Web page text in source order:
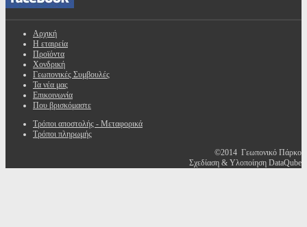
Αρχική
Η εταιρεία
Προϊόντα
Χονδρική
Γεωπονικές Συμβουλές
Τα νέα μας
Επικοινωνία
Που βρισκόμαστε
Τρόποι αποστολής - Μεταφορικά
Τρόποι πληρωμής
©2014 Γεωπονικό Πάρκο
Σχεδίαση & Υλοποίηση DataQube